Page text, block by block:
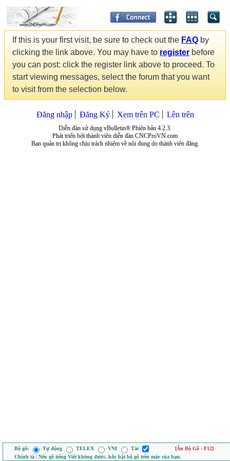
If this is your first visit, be sure to check out the FAQ by
clicking the link above. You may have to register before
you can post: click the register link above to proceed. To
start viewing messages, select the forum that you want
to visit from the selection below.
Đăng nhập Đăng Ký Xem trên PC Lên trên
Diễn đàn sử dụng vBulletin® Phiên bản 4.2.3.
Phát triển bởi thành viên diễn đàn CNCProVN.com
Ban quản trị không chịu trách nhiệm về nội dung do thành viên đăng.
Bộ gõ: Tự động TELEX VNI Tắt
[Ẩn Bộ Gõ - F12]
Chính tả | Nếu gõ tiếng Việt không được, hãy bật bộ gõ trên máy của bạn.